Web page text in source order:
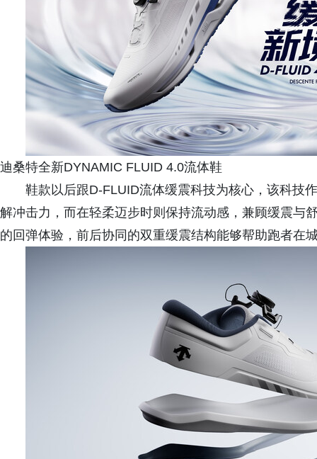
迪桑特全新DYNAMIC FLUID 4.0流体鞋
鞋款以后跟D-FLUID流体缓震科技为核心，该科技
解冲击力，而在轻柔迈步时则保持流动感，兼顾缓震与
的回弹体验，前后协同的双重缓震结构能够帮助跑者在